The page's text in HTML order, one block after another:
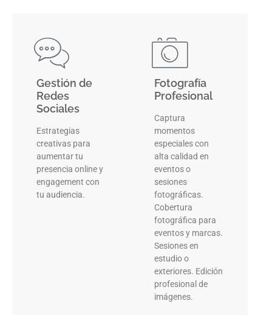
Gestión de
Redes
Sociales
Estrategias
creativas para
aumentar tu
presencia online y
engagement con
tu audiencia.
Fotografía
Profesional
Captura
momentos
especiales con
alta calidad en
eventos o
sesiones
fotográficas.
Cobertura
fotográfica para
eventos y marcas.
Sesiones en
estudio o
exteriores. Edición
profesional de
imágenes.